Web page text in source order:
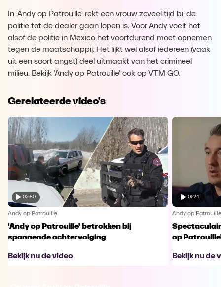
In 'Andy op Patrouille' rekt een vrouw zoveel tijd bij de
politie tot de dealer gaan lopen is. Voor Andy voelt het
alsof de politie in Mexico het voortdurend moet opnemen
tegen de maatschappij. Het lijkt wel alsof iedereen (vaak
uit een soort angst) deel uitmaakt van het crimineel
milieu. Bekijk 'Andy op Patrouille' ook op VTM GO.
Gerelateerde video's
02:50
Andy op Patrouille
'Andy op Patrouille' betrokken bij
spannende achtervolging
Bekijk nu de video
01:24
Andy op Patrouille
op
Bekijk nu de